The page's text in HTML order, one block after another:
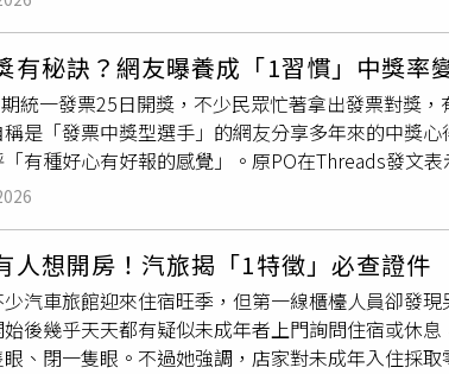
時間及當天經過，希望替顧客發聲，並盼外界停止
線乘客皮夾被扒走不到20分鐘，接到信用卡消費異
周偉去年12月兩度來台也用相同手法犯案，而且
特定國家、消費方式為境外實體刷卡。專案小組
，他每次進出旅館都會換裝。承辦檢察官李安兒
法院裁准理由包括周偉在台居無定所，每次入境
滅證，藉由重置手機不讓檢警掌握犯罪證據。專
紀錄，以及拍攝被害者信用卡的照片。境外共犯取
，這可能是當地特約商店為了應付銀行的招數，
偽造卡片的責任推得一乾二淨，因此不排除偽卡
商品，而是留待向銀行請款再跟偽卡集團分贓。
、今年3月8日入境我國，挑交通尖峰時段搭乘北
製造碰撞，趁著人擠人肩並肩便可神不知鬼不覺
有秘訣？網友曝養成「1習慣」中獎率
統一發票25日開獎，不少民眾忙著拿出發票對獎
是「發票中獎型選手」的網友分享多年來的中獎
有種好心有好報的感覺」。原PO在Threads發文
發票捐出；若拿到紙本發票，看到發票捐贈箱也
養成捐發票的習慣後，發現自己超容易中獎，並曬
不少網友熱烈討論，許多人也分享自己的經驗，「
元，都是叫外送的，感覺給出去的都回來了」、「
的心念。我之前超商捐款也可以，結果之前刮中
款或物資給一些教養院」、「好心都會有福報的
人想開房！汽旅揭「1特徵」必查證
汽車旅館迎來住宿旺季，但第一線櫃檯人員卻發
後幾乎天天都有疑似未成年者上門詢問住宿或休
、閉一隻眼。不過她強調，店家對未成年入住採